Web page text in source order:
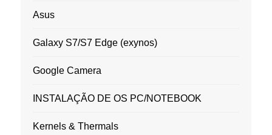
Asus
Galaxy S7/S7 Edge (exynos)
Google Camera
INSTALAÇÃO DE OS PC/NOTEBOOK
Kernels & Thermals